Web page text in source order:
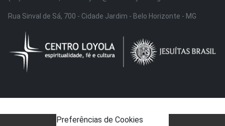
Rua Sinval de Sá, 700 - Cidade Jardim - Belo Horizonte - MG
Preferências de Cookies